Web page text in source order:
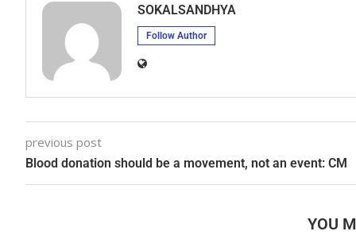
SOKALSANDHYA
Follow Author
previous post
Blood donation should be a movement, not an event: CM
YOU